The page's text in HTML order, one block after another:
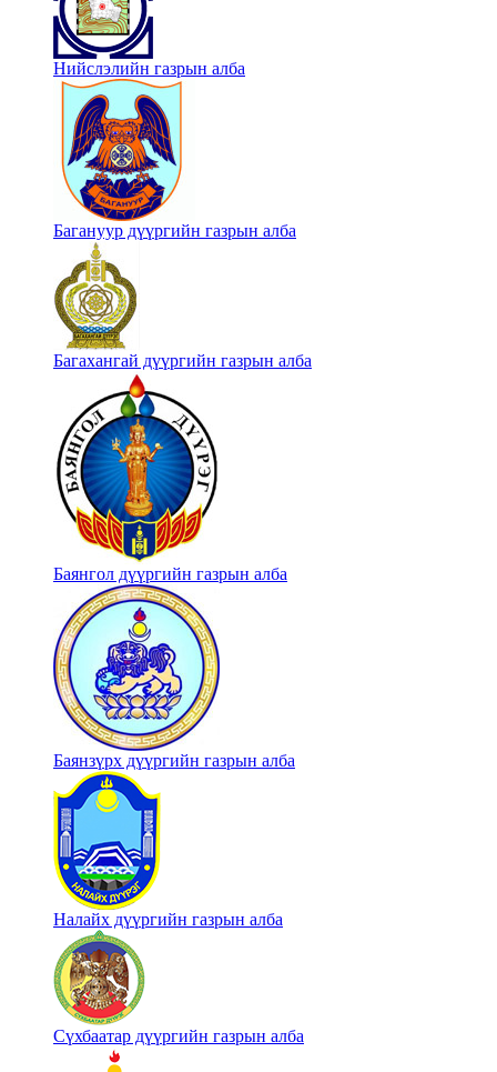
Нийслэлийн газрын алба
Багануур дүүргийн газрын алба
Багахангай дүүргийн газрын алба
Баянгол дүүргийн газрын алба
Баянзүрх дүүргийн газрын алба
Налайх дүүргийн газрын алба
Сүхбаатар дүүргийн газрын алба